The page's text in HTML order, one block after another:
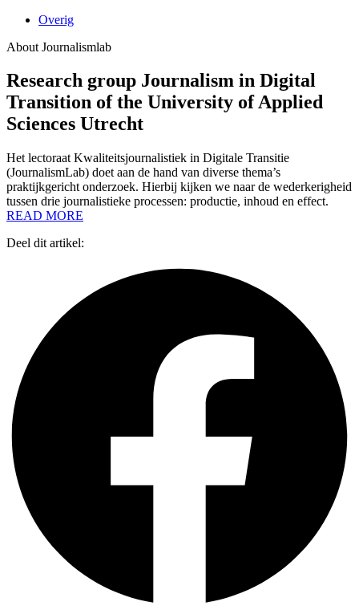
Overig
About Journalismlab
Research group Journalism in Digital
Transition of the University of Applied
Sciences Utrecht
Het lectoraat Kwaliteitsjournalistiek in Digitale Transitie
(JournalismLab) doet aan de hand van diverse thema’s
praktijkgericht onderzoek. Hierbij kijken we naar de wederkerigheid
tussen drie journalistieke processen: productie, inhoud en effect.
READ MORE
Deel dit artikel: